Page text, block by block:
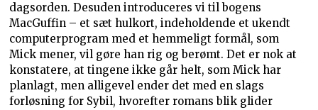
dagsorden. Desuden introduceres vi til bogens
MacGuffin – et sæt hulkort, indeholdende et ukendt
computerprogram med et hemmeligt formål, som
Mick mener, vil gøre han rig og berømt. Det er nok at
konstatere, at tingene ikke går helt, som Mick har
planlagt, men alligevel ender det med en slags
forløsning for Sybil, hvorefter romans blik glider